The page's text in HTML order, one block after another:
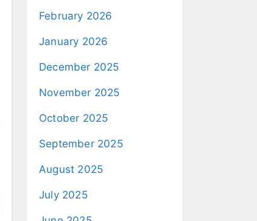
February 2026
January 2026
December 2025
November 2025
October 2025
September 2025
August 2025
July 2025